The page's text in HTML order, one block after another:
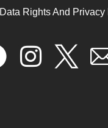
Data Rights And Privacy